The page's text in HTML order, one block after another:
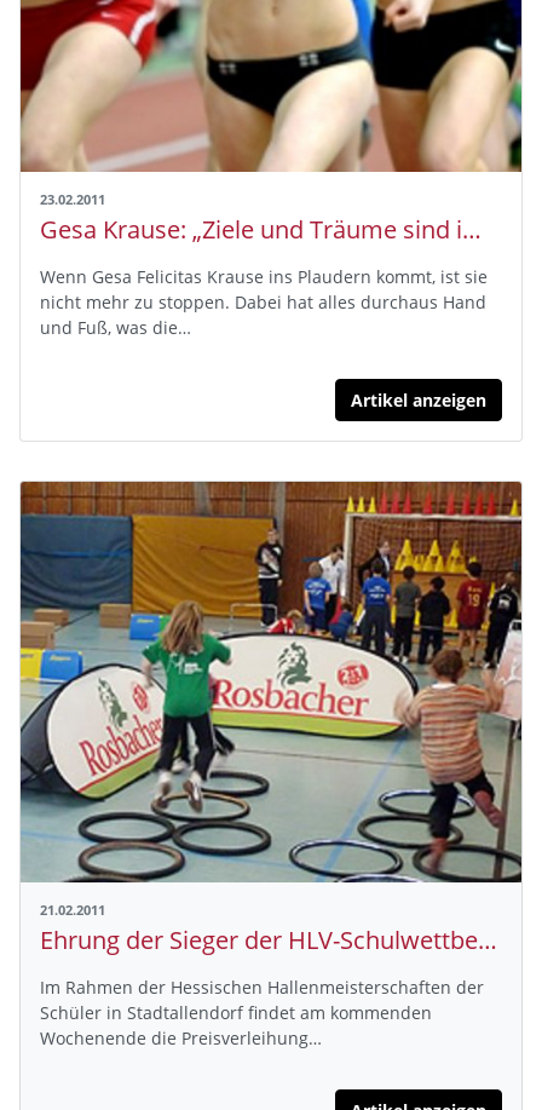
23.02.2011
Gesa Krause: „Ziele und Träume sind immer gut“
Wenn Gesa Felicitas Krause ins Plaudern kommt, ist sie
nicht mehr zu stoppen. Dabei hat alles durchaus Hand
und Fuß, was die…
Artikel anzeigen
21.02.2011
Ehrung der Sieger der HLV-Schulwettbewerbe 2009/2010
Im Rahmen der Hessischen Hallenmeisterschaften der
Schüler in Stadtallendorf findet am kommenden
Wochenende die Preisverleihung…